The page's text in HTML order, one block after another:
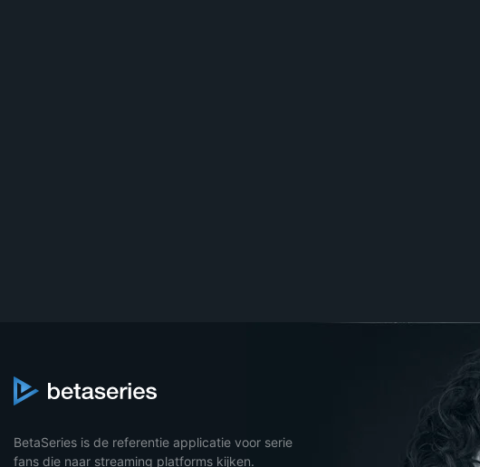
BetaSeries is de referentie applicatie voor serie
fans die naar streaming platforms kijken.